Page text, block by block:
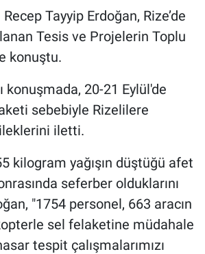
Tayyip Erdoğan, Rize’de
Tesis ve Projelerin Toplu
konuştu.
konuşmada, 20-21 Eylül'de
sebebiyle Rizelilere
iletti.
kilogram yağışın düştüğü afet
seferber olduklarını
"1754 personel, 663 aracın
sel felaketine müdahale
tespit çalışmalarımızı